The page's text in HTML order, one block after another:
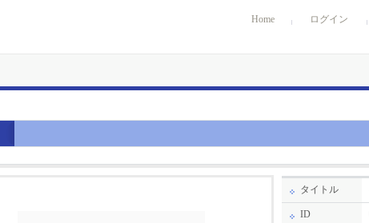
Home ログイン
タイトル
ID